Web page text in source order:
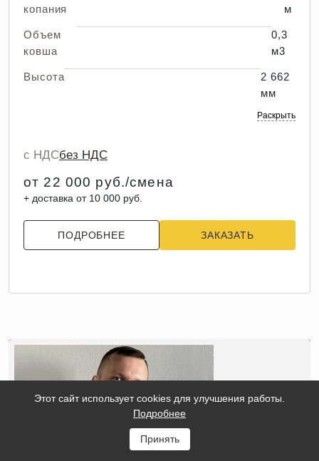
копания
м
Объем
ковша
0,3
м3
Высота
2 662
мм
Раскрыть
с НДСбез НДС
от 22 000 руб./смена
+ доставка от 10 000 руб.
ПОДРОБНЕЕ ЗАКАЗАТЬ
Этот сайт использует cookies для улучшения работы.
Подробнее
Принять